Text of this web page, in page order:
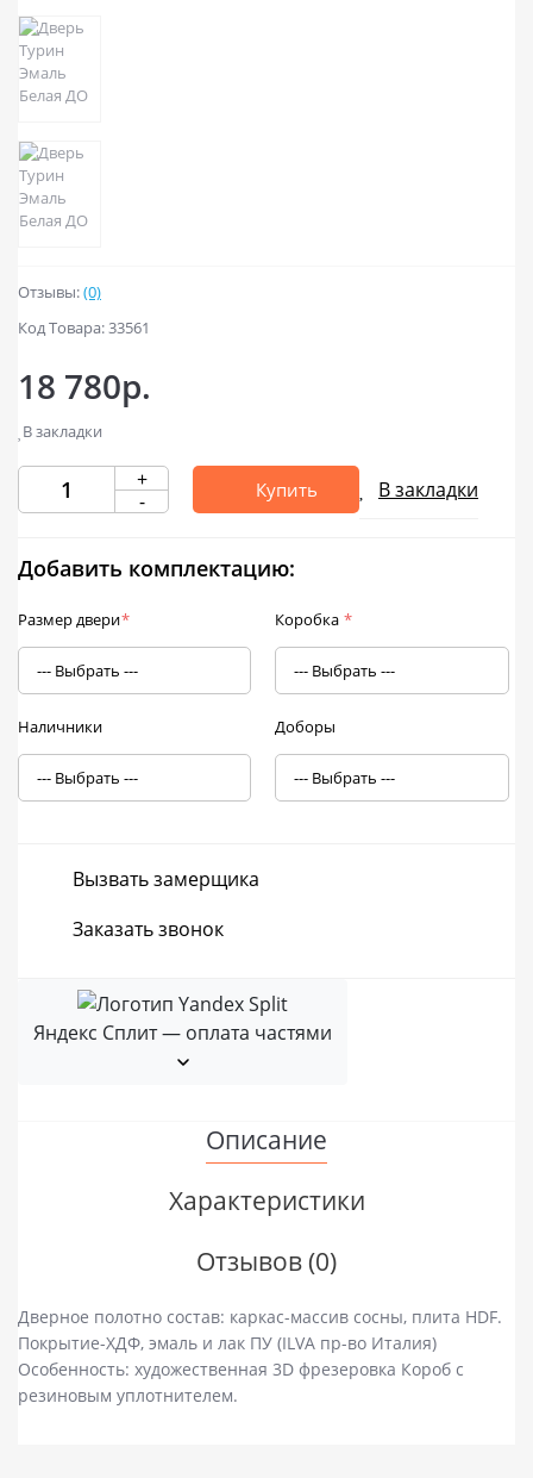
Отзывы:(0)
Код Товара: 33561
18 780р.
В закладки
+
-
Купить В закладки
Добавить комплектацию:
Размер двери* Коробка *
Наличники Доборы
Вызвать замерщика
Заказать звонок
Яндекс Сплит — оплата частями
Описание
Характеристики
Отзывов (0)
Дверное полотно состав: каркас-массив сосны, плита HDF.
Покрытие-ХДФ, эмаль и лак ПУ (ILVA пр-во Италия)
Особенность: художественная 3D фрезеровка Короб с
резиновым уплотнителем.